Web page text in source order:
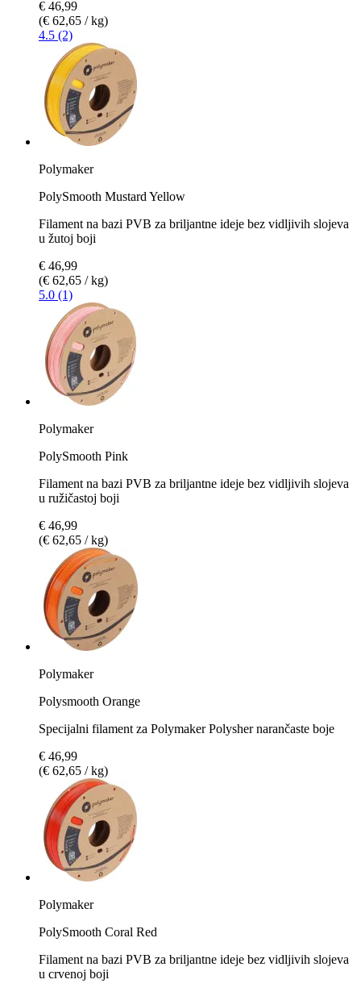
€ 46,99
(€ 62,65 / kg)
4.5 (2)
Polymaker
PolySmooth Mustard Yellow
Filament na bazi PVB za briljantne ideje bez vidljivih slojeva
u žutoj boji
€ 46,99
(€ 62,65 / kg)
5.0 (1)
Polymaker
PolySmooth Pink
Filament na bazi PVB za briljantne ideje bez vidljivih slojeva
u ružičastoj boji
€ 46,99
(€ 62,65 / kg)
Polymaker
Polysmooth Orange
Specijalni filament za Polymaker Polysher narančaste boje
€ 46,99
(€ 62,65 / kg)
Polymaker
PolySmooth Coral Red
Filament na bazi PVB za briljantne ideje bez vidljivih slojeva
u crvenoj boji